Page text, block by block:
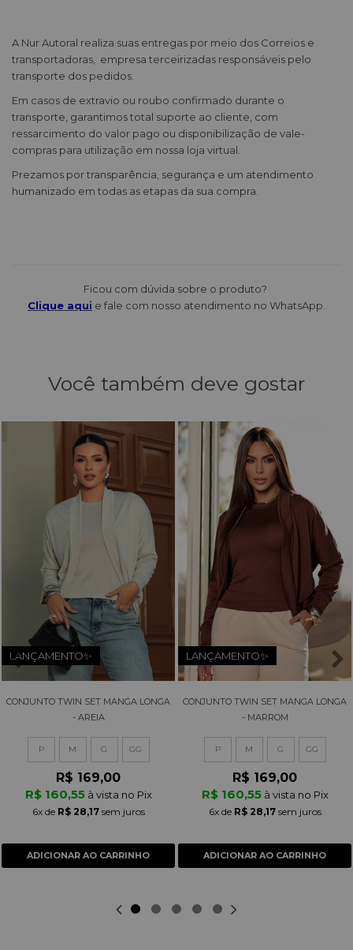
A Nur Autoral realiza suas entregas por meio dos Correios e
transportadoras, empresa terceirizadas responsáveis pelo
transporte dos pedidos.
Em casos de extravio ou roubo confirmado durante o
transporte, garantimos total suporte ao cliente, com
ressarcimento do valor pago ou disponibilização de vale-
compras para utilização em nossa loja virtual.
Prezamos por transparência, segurança e um atendimento
humanizado em todas as etapas da sua compra.
Ficou com dúvida sobre o produto?
Clique aqui e fale com nosso atendimento no WhatsApp.
Você também deve gostar
LANÇAMENTO✨
CONJUNTO TWIN SET MANGA LONGA
- AREIA
P M G GG
R$ 169,00
R$ 160,55 à vista no Pix
6xde R$ 28,17sem juros
ADICIONAR AO CARRINHO
LANÇAMENTO✨
CONJUNTO TWIN SET MANGA LONGA
- MARROM
P M G GG
R$ 169,00
R$ 160,55 à vista no Pix
6xde R$ 28,17sem juros
ADICIONAR AO CARRINHO